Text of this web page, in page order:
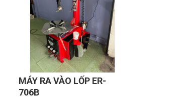
MÁY RA VÀO LỐP ER-
706B